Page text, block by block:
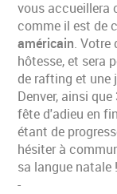
vous accueillera
comme il est de
américain. Votre
hôtesse, et sera
de rafting et une
Denver, ainsi
fête d'adieu en
étant de
hésiter à
sa langue natale !
-